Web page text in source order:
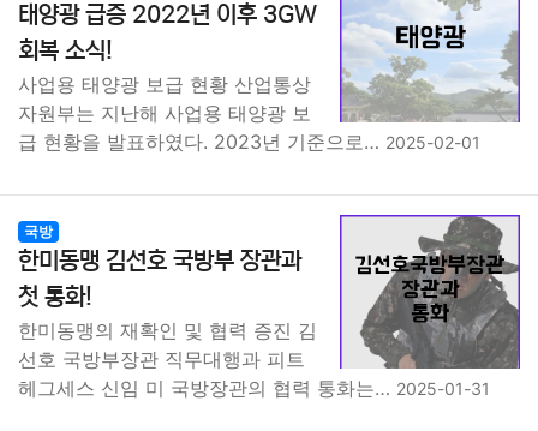
태양광 급증 2022년 이후 3GW
회복 소식!
사업용 태양광 보급 현황 산업통상
자원부는 지난해 사업용 태양광 보
급 현황을 발표하였다. 2023년 기준으로… 2025-02-01
국방
한미동맹 김선호 국방부 장관과
첫 통화!
한미동맹의 재확인 및 협력 증진 김
선호 국방부장관 직무대행과 피트
헤그세스 신임 미 국방장관의 협력 통화는… 2025-01-31